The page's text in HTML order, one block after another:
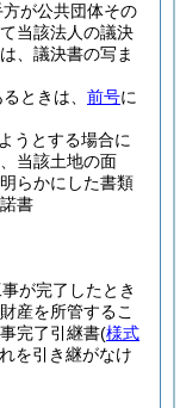
が公共団体その
当該法人の議決
、議決書の写ま
ときは、 前号に
うとする場合に
当該土地の面
らかにした書類
書
が完了したとき
産を所管するこ
完了引継書(様式
を引き継がなけ